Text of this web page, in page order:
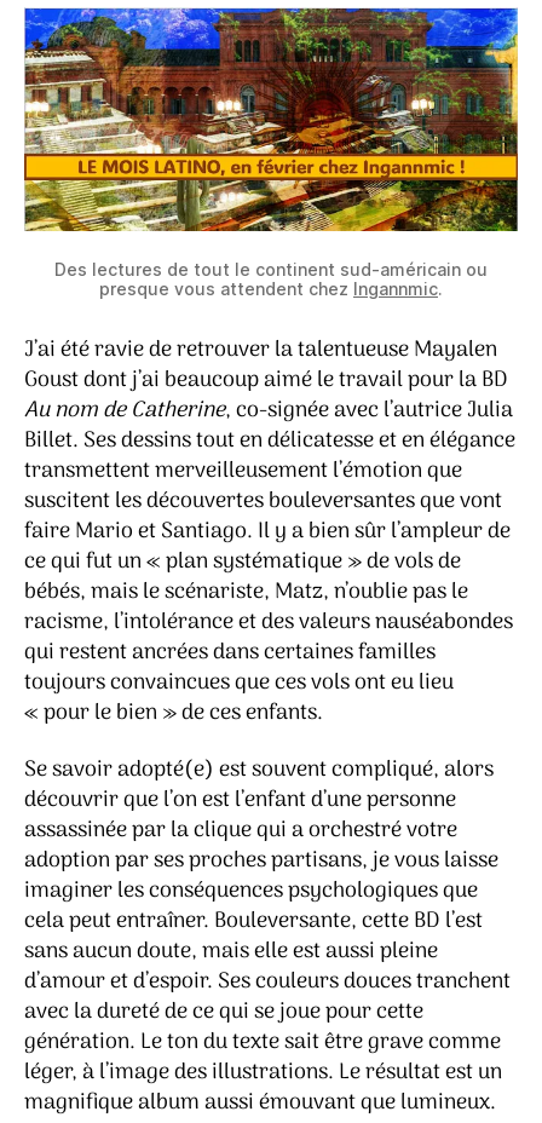
Des lectures de tout le continent sud-américain ou
presque vous attendent chez Ingannmic.
J’ai été ravie de retrouver la talentueuse Mayalen
Goust dont j’ai beaucoup aimé le travail pour la BD
Au nom de Catherine, co-signée avec l’autrice Julia
Billet. Ses dessins tout en délicatesse et en élégance
transmettent merveilleusement l’émotion que
suscitent les découvertes bouleversantes que vont
faire Mario et Santiago. Il y a bien sûr l’ampleur de
ce qui fut un « plan systématique » de vols de
bébés, mais le scénariste, Matz, n’oublie pas le
racisme, l’intolérance et des valeurs nauséabondes
qui restent ancrées dans certaines familles
toujours convaincues que ces vols ont eu lieu
« pour le bien » de ces enfants.
Se savoir adopté(e) est souvent compliqué, alors
découvrir que l’on est l’enfant d’une personne
assassinée par la clique qui a orchestré votre
adoption par ses proches partisans, je vous laisse
imaginer les conséquences psychologiques que
cela peut entraîner. Bouleversante, cette BD l’est
sans aucun doute, mais elle est aussi pleine
d’amour et d’espoir. Ses couleurs douces tranchent
avec la dureté de ce qui se joue pour cette
génération. Le ton du texte sait être grave comme
léger, à l’image des illustrations. Le résultat est un
magnifique album aussi émouvant que lumineux.